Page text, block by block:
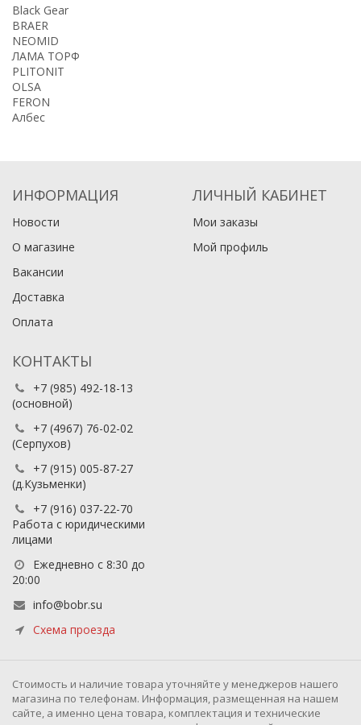
Black Gear
BRAER
NEOMID
ЛАМА ТОРФ
PLITONIT
OLSA
FERON
Албес
ИНФОРМАЦИЯ
Новости
О магазине
Вакансии
Доставка
Оплата
ЛИЧНЫЙ КАБИНЕТ
Мои заказы
Мой профиль
КОНТАКТЫ
+7 (985) 492-18-13
(основной)
+7 (4967) 76-02-02
(Серпухов)
+7 (915) 005-87-27
(д.Кузьменки)
+7 (916) 037-22-70
Работа с юридическими
лицами
Ежедневно с 8:30 до
20:00
info@bobr.su
Схема проезда
Cтоимость и наличие товара уточняйте у менеджеров нашего
магазина по телефонам. Информация, размещенная на нашем
сайте, а именно цена товара, комплектация и технические